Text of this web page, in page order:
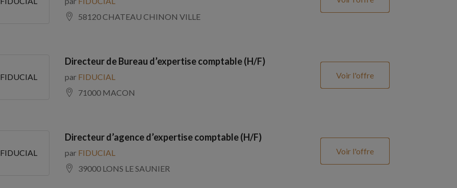
58120 CHATEAU CHINON VILLE
FIDUCIAL
Directeur de Bureau d’expertise comptable (H/F)
par FIDUCIAL
71000 MACON
Voir l'offre
FIDUCIAL
Directeur d’agence d’expertise comptable (H/F)
par FIDUCIAL
39000 LONS LE SAUNIER
Voir l'offre